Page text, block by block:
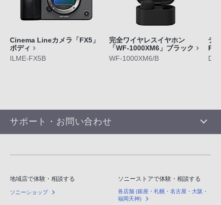
Cinema Lineカメラ「FX5」
ボディ
ILME-FX5B
完全ワイヤレスイヤホン
「WF-1000XM6」ブラック
WF-1000XM6/B
デ
サポート・お問い合わせ
地域店で体験・相談する
ソニーショップ
ソニーストアで体験・相談する
各店舗 (銀座・札幌・名古屋・大阪・
福岡天神)